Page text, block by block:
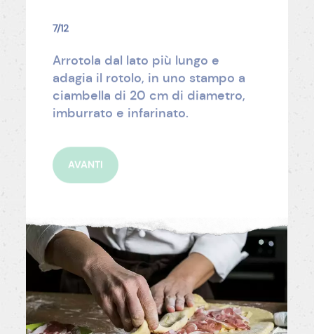
7/12
Arrotola dal lato più lungo e
adagia il rotolo, in uno stampo a
ciambella di 20 cm di diametro,
imburrato e infarinato.
AVANTI